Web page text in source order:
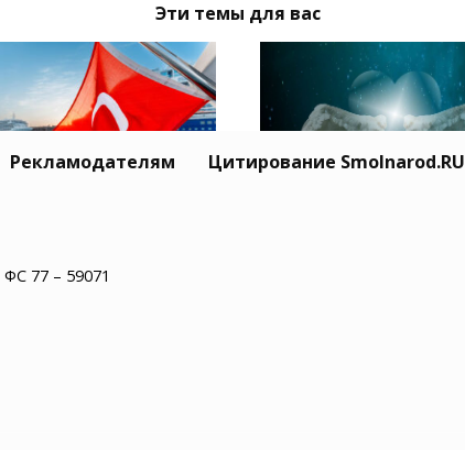
Эти темы для вас
обеспечить
Рекламодателям Цитирование Smolnarod.RU
77 – 59071